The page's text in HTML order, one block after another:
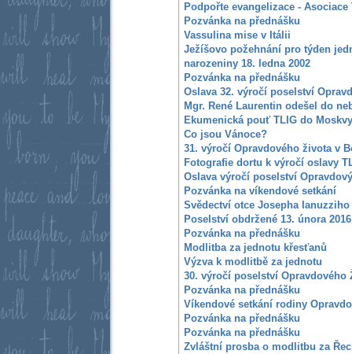
Podpořte evangelizace - Asociace
Pozvánka na přednášku
Vassulina mise v Itálii
Ježíšovo požehnání pro týden
narozeniny 18. ledna 2002
Pozvánka na přednášku
Oslava 32. výročí poselství
Mgr. René Laurentin odešel do
Ekumenická pouť TLIG do
Co jsou Vánoce?
31. výročí Opravdového života v
Fotografie dortu k výročí oslavy
Oslava výročí poselství
Pozvánka na víkendové setkání
Svědectví otce Josepha Ianuzziho
Poselství obdržené 13. února 2016
Pozvánka na přednášku
Modlitba za jednotu křesťanů
Výzva k modlitbě za jednotu
30. výročí poselství Opravdového
Pozvánka na přednášku
Víkendové setkání rodiny
Pozvánka na přednášku
Pozvánka na přednášku
Zvláštní prosba o modlitbu za